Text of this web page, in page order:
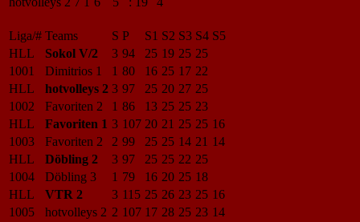
Liga/# Teams S P S1 S2 S3 S4 S5
HLL
Sokol V/2 3 94 25 19 25 25
1001
Dimitrios 1 1 80 16 25 17 22
HLL
hotvolleys 2 3 97 25 20 27 25
1002
Favoriten 2 1 86 13 25 25 23
HLL
Favoriten 1 3 107 20 21 25 25 16
1003
Favoriten 2 2 99 25 25 14 21 14
HLL
Döbling 2 3 97 25 25 22 25
1004
Döbling 3 1 79 16 20 25 18
HLL
VTR 2 3 115 25 26 23 25 16
1005
hotvolleys 2 2 107 17 28 25 23 14